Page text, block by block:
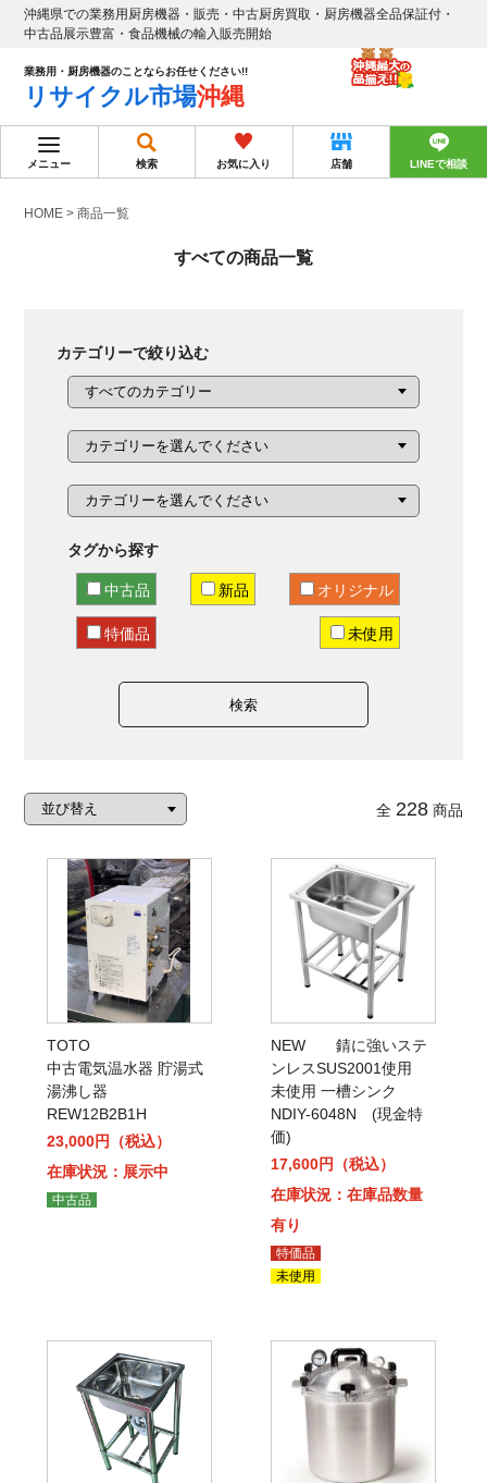
沖縄県での業務用厨房機器・販売・中古厨房買取・厨房機器全品保証付・
中古品展示豊富・食品機械の輸入販売開始
業務用・厨房機器のことならお任せください!!
リサイクル市場沖縄
メニュー 検索 お気に入り 店舗 LINEで相談
HOME >商品一覧
すべての商品一覧
カテゴリーで絞り込む
タグから探す
中古品 新品 オリジナル
特価品 未使用
検索
全 228商品
TOTO
中古電気温水器 貯湯式
湯沸し器
REW12B2B1H
23,000円（税込）
在庫状況：展示中
中古品
NEW 錆に強いステ
ンレスSUS2001使用
未使用 一槽シンク
NDIY-6048N (現金特
価)
17,600円（税込）
在庫状況：在庫品数量
有り
特価品
未使用